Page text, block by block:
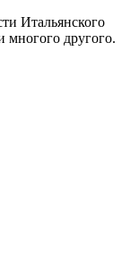
Итальянского
многого другого.